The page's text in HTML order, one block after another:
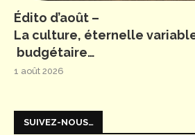
Édito d’août –
La culture, éternelle
budgétaire…
1 août 2026
SUIVEZ-NOUS…